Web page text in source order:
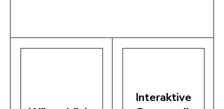
Interaktive